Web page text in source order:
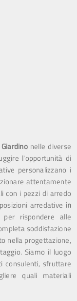
nelle diverse
l'opportunità di
personalizzano i
attentamente
con i pezzi di arredo
arredative in
rispondere alle
soddisfazione
nella progettazione,
Siamo il luogo
consulenti, sfruttare
quali materiali